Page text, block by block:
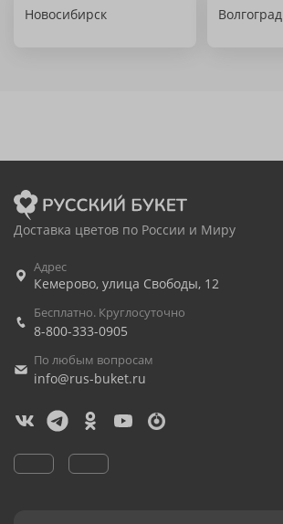
Новосибирск Волгоград
Доставка цветов по России и Миру
Адрес
Кемерово, улица Свободы, 12
Бесплатно. Круглосуточно
8-800-333-0905
По любым вопросам
info@rus-buket.ru